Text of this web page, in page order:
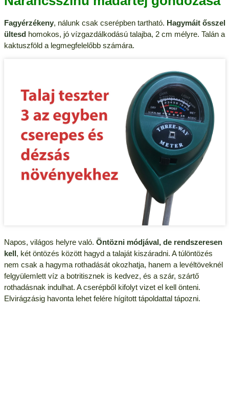
Fagyérzékeny, nálunk csak cserépben tartható. Hagymáit ősszel
ültesdhomokos, jó vízgazdálkodású talajba, 2 cm mélyre. Talán a
kaktuszföld a legmegfelelőbb számára.
Napos, világos helyre való. Öntözni módjával, de rendszeresen
kell, két öntözés között hagyd a talaját kiszáradni. A túlöntözés
nem csak a hagyma rothadását okozhatja, hanem a levéltöveknél
felgyülemlett víz a botritisznek is kedvez, és a szár, szártő
rothadásnak indulhat. A cserépből kifolyt vizet el kell önteni.
Elvirágzásig havonta lehet felére hígított tápoldattal tápozni.